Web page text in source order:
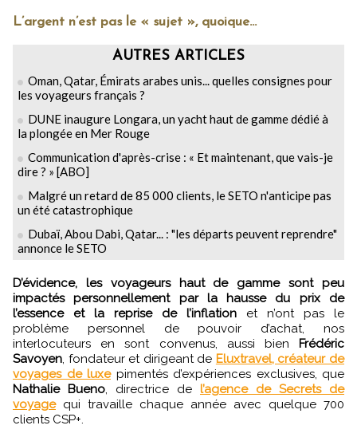
L’argent n’est pas le « sujet », quoique...
AUTRES ARTICLES
Oman, Qatar, Émirats arabes unis... quelles consignes pour
les voyageurs français ?
DUNE inaugure Longara, un yacht haut de gamme dédié à
la plongée en Mer Rouge
Communication d'après-crise : « Et maintenant, que vais-je
dire ? » [ABO]
Malgré un retard de 85 000 clients, le SETO n'anticipe pas
un été catastrophique
Dubaï, Abou Dabi, Qatar... : "les départs peuvent reprendre"
annonce le SETO
D’évidence, les voyageurs haut de gamme sont peu
impactés personnellement par la hausse du prix de
l’essence et la reprise de l’inflation et n’ont pas le
problème personnel de pouvoir d’achat, nos
interlocuteurs en sont convenus, aussi bien Frédéric
Savoyen, fondateur et dirigeant de Eluxtravel, créateur de
voyages de luxepimentés d’expériences exclusives, que
Nathalie Bueno, directrice de l’agence de Secrets de
voyagequi travaille chaque année avec quelque 700
clients CSP+.